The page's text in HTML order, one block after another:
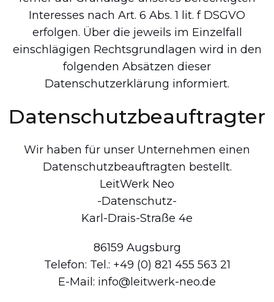
Interesses nach Art. 6 Abs. 1 lit. f DSGVO
erfolgen. Über die jeweils im Einzelfall
einschlägigen Rechtsgrundlagen wird in den
folgenden Absätzen dieser
Datenschutzerklärung informiert.
Datenschutz­beauftragter
Wir haben für unser Unternehmen einen
Datenschutzbeauftragten bestellt.
LeitWerk Neo
-Datenschutz-
Karl-Drais-Straße 4e
86159 Augsburg
Telefon: Tel.: +49 (0) 821 455 563 21
E-Mail: info@leitwerk-neo.de